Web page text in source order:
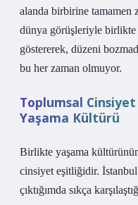
alanda birbirine tamamen
dünya görüşleriyle birlikte
göstererek, düzeni
bu her zaman olmuyor.
Toplumsal
Yaşama Kültürü
Birlikte yaşama
cinsiyet eşitliğidir.
çıktığımda sıkça